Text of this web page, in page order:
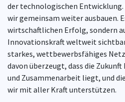
der technologischen
wir gemeinsam weiter ausbauen.
wirtschaftlichen Erfolg, sondern
Innovationskraft weltweit
starkes, wettbewerbsfähiges
davon überzeugt, dass die
und Zusammenarbeit liegt, und
wir mit aller Kraft unterstützen.